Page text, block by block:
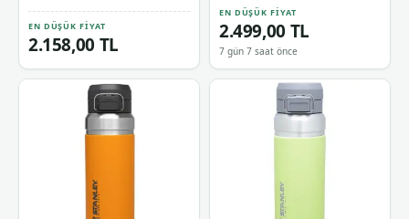
EN DÜŞÜK FIYAT
2.158,00 TL
EN DÜŞÜK FIYAT
2.499,00 TL
7 gün 7 saat önce